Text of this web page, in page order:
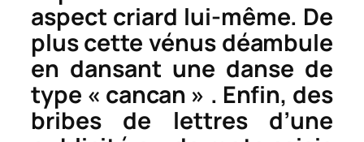
aspect criard lui-même. De
plus cette vénus déambule
en dansant une danse de
type « cancan » . Enfin, des
bribes de lettres d’une